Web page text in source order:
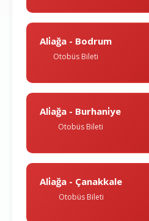
Ali̇ağa - Bodrum
Otobüs Bileti
Ali̇ağa - Burhani̇ye
Otobüs Bileti
Ali̇ağa - Çanakkale
Otobüs Bileti